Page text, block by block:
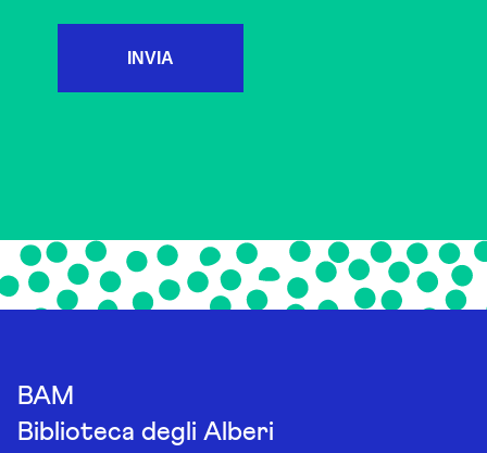
INVIA
BAM
Biblioteca degli Alberi